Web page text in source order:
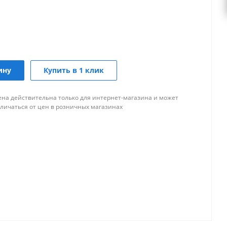
Купить в 1 клик
действительна только для интернет-магазина и может
от цен в розничных магазинах